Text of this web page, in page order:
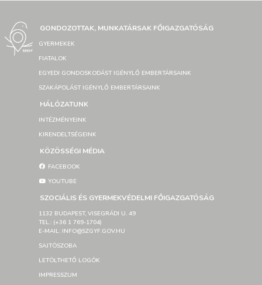
GONDOZOTTAK, MUNKATÁRSAK FŐIGAZGATÓSÁG
GYERMEKEK
FIATALOK
EGYEDI GONDOSKODÁST IGÉNYLŐ EMBERTÁRSAINK
SZAKÁPOLÁST IGÉNYLŐ EMBERTÁRSAINK
HÁLÓZATUNK
INTÉZMÉNYEINK
KIRENDELTSÉGEINK
KÖZÖSSÉGI MÉDIA
FACEBOOK
YOUTUBE
SZOCIÁLIS ÉS GYERMEKVÉDELMI FŐIGAZGATÓSÁG
1132 BUDAPEST, VISEGRÁDI U. 49
TEL.: (+36 1 769-1704)
E-MAIL: INFO@SZGYF.GOV.HU
SAJTÓSZOBA
LETÖLTHETŐ LOGÓK
IMPRESSZUM